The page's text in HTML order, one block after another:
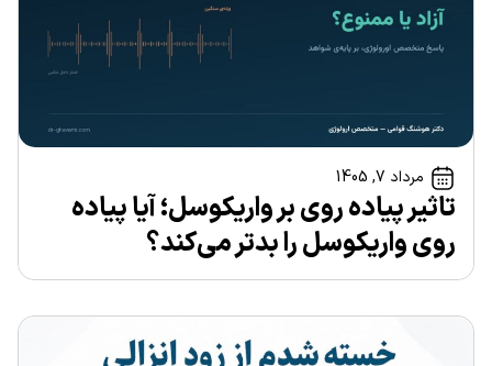
مرداد 7, 1405
تاثیر پیاده روی بر واریکوسل؛ آیا پیاده
روی واریکوسل را بدتر می‌کند؟